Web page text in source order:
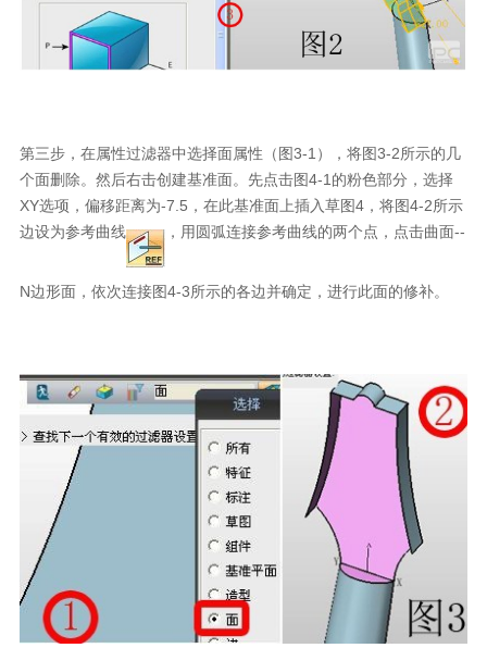
第三步，在属性过滤器中选择面属性（图3-1），将图3-2所示的几
个面删除。然后右击创建基准面。先点击图4-1的粉色部分，选择
XY选项，偏移距离为-7.5，在此基准面上插入草图4，将图4-2所示
边设为参考曲线
，用圆弧连接参考曲线的两个点，点击曲面--
N边形面，依次连接图4-3所示的各边并确定，进行此面的修补。